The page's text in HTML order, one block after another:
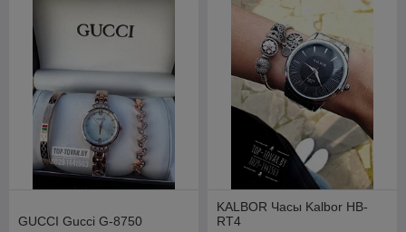
GUCCI Gucci G-8750
KALBOR Часы Kalbor HB-
RT4